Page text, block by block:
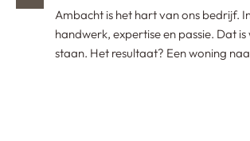
Ambacht is het hart van ons bedrijf.
handwerk, expertise en passie. Dat
staan. Het resultaat? Een woning